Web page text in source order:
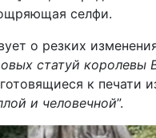
селфи.
о резких
статуй
к печати
и человечной”.